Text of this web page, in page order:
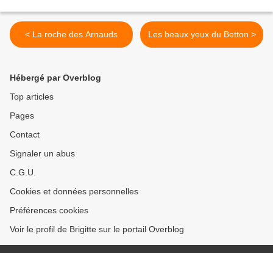
< La roche des Arnauds Les beaux yeux du Betton >
Hébergé par Overblog
Top articles
Pages
Contact
Signaler un abus
C.G.U.
Cookies et données personnelles
Préférences cookies
Voir le profil de Brigitte sur le portail Overblog